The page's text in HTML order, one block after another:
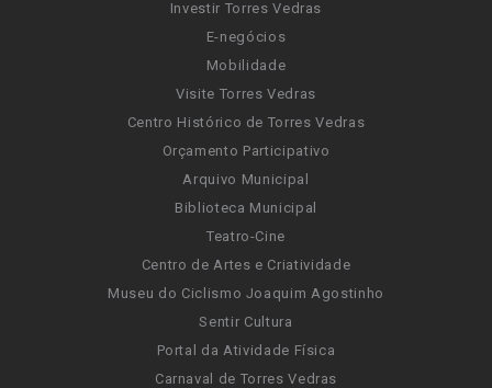
Investir Torres Vedras
E-negócios
Mobilidade
Visite Torres Vedras
Centro Histórico de Torres Vedras
Orçamento Participativo
Arquivo Municipal
Biblioteca Municipal
Teatro-Cine
Centro de Artes e Criatividade
Museu do Ciclismo Joaquim Agostinho
Sentir Cultura
Portal da Atividade Física
Carnaval de Torres Vedras